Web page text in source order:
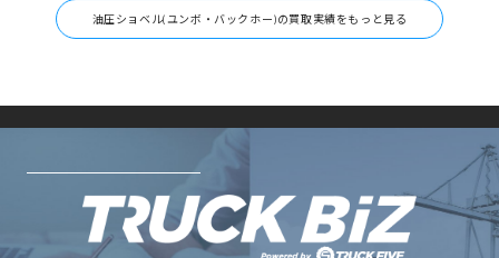
油圧ショベル(ユンボ・バックホー)の買取実績をもっと見る